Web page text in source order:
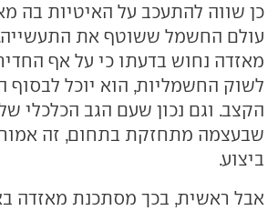
כן שווה להתעכב על האיטיות בה
עולם החשמל ששוטף את התעשייה.
מאזדה נחוש בדעתו כי על אף
לשוק החשמליות, הוא יוכל לבסוף
הקצב. וגם נכון שעם הגב הכלכלי
שבעצמה מתחזקת בתחום, זה אמור
ביצוע.
אבל ראשית, בכך מסתכנת מאזדה